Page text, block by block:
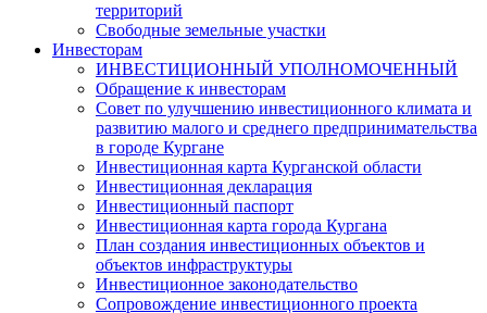
территорий
Свободные земельные участки
Инвесторам
ИНВЕСТИЦИОННЫЙ УПОЛНОМОЧЕННЫЙ
Обращение к инвесторам
Совет по улучшению инвестиционного климата и
развитию малого и среднего предпринимательства
в городе Кургане
Инвестиционная карта Курганской области
Инвестиционная декларация
Инвестиционный паспорт
Инвестиционная карта города Кургана
План создания инвестиционных объектов и
объектов инфраструктуры
Инвестиционное законодательство
Сопровождение инвестиционного проекта